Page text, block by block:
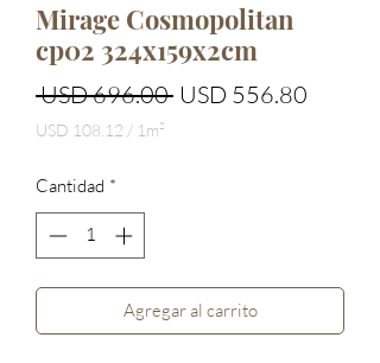
Mirage Cosmopolitan
cp02 324x159x2cm
USD 696.00 Precio
USD 556.80
USD 108.12 / 1m²
por
1
Metro
cuadrado
Cantidad *
Agregar al carrito